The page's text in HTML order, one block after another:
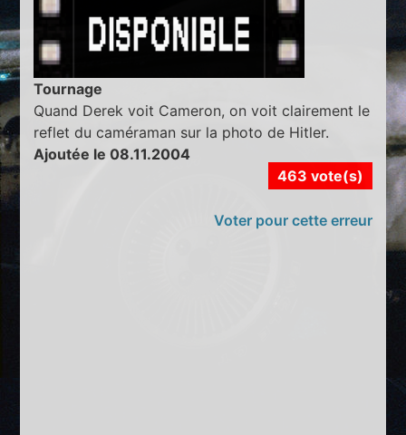
Tournage
Quand Derek voit Cameron, on voit clairement le
reflet du caméraman sur la photo de Hitler.
Ajoutée le 08.11.2004
463 vote(s)
Voter pour cette erreur